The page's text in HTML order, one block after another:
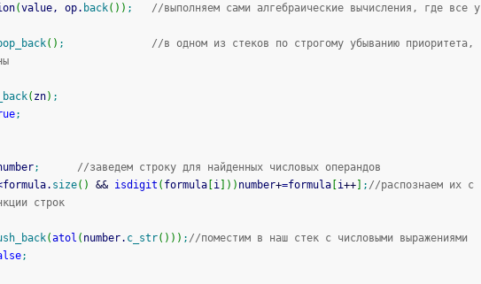
(value, op. back( ) ) ;
//выполняем сами алгебраические вычисления, где все у
( ) ;
//в одном из стеков по строгому убыванию приоритета,
( zn) ;
;
number
;
//заведем строку для найденных числовых операндов
formula. size( ) && isdigit ( formula i ) ) number+=formula i++ ; //распознаем их с
строк
(atol ( number. c_str( ) ) ) ; //поместим в наш стек с числовыми выражениями
;